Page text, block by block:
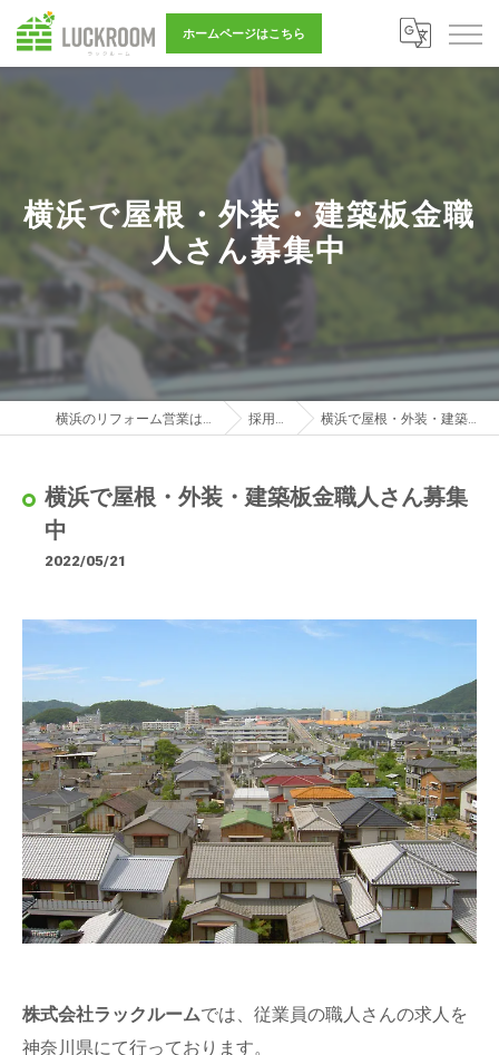
ホームページはこちら
横浜で屋根・外装・建築板金職
人さん募集中
横浜のリフォーム営業は株式会社LUCKROOM 採用ブログ 横浜で屋根・外装・建築板金職人さん募集中
横浜で屋根・外装・建築板金職人さん募集
中
2022/05/21
株式会社ラックルームでは、従業員の職人さんの求人を
神奈川県にて行っております。